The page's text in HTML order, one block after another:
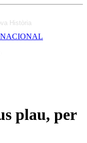
Història
plau, per